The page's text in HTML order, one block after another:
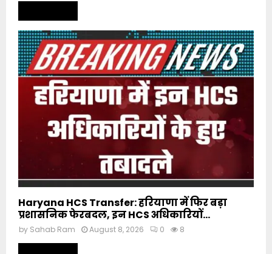
Haryana HCS Transfer: हरियाणा में फिर बड़ा
प्रशासनिक फेरबदल, इन HCS अधिकारियों...
by Sahab Ram August 8, 2026 0 8